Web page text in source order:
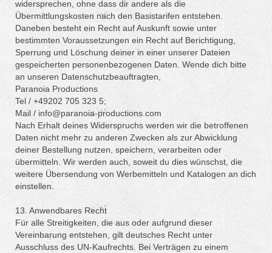
widersprechen, ohne dass dir andere als die
Übermittlungskosten nach den Basistarifen entstehen.
Daneben besteht ein Recht auf Auskunft sowie unter
bestimmten Voraussetzungen ein Recht auf Berichtigung,
Sperrung und Löschung deiner in einer unserer Dateien
gespeicherten personenbezogenen Daten. Wende dich bitte
an unseren Datenschutzbeauftragten,
Paranoia Productions
Tel / +49202 705 323 5;
Mail / info@paranoia-productions.com
Nach Erhalt deines Widerspruchs werden wir die betroffenen
Daten nicht mehr zu anderen Zwecken als zur Abwicklung
deiner Bestellung nutzen, speichern, verarbeiten oder
übermitteln. Wir werden auch, soweit du dies wünschst, die
weitere Übersendung von Werbemitteln und Katalogen an dich
einstellen.
13. Anwendbares Recht
Für alle Streitigkeiten, die aus oder aufgrund dieser
Vereinbarung entstehen, gilt deutsches Recht unter
Ausschluss des UN-Kaufrechts. Bei Verträgen zu einem